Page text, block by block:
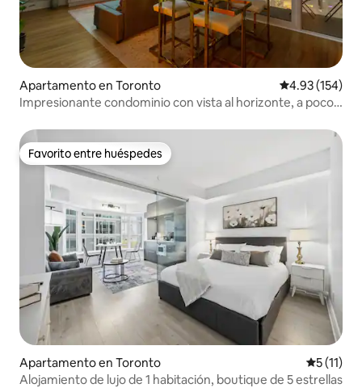
Apartamento en Toronto Calificación
4.93 (154)
Impresionante condominio con vista al horizonte, a pocos
Favorito entre huéspedes
Favorito entre huéspedes
Apartamento en Toronto
5 (11)
Alojamiento de lujo de 1 habitación, boutique de 5 estrellas